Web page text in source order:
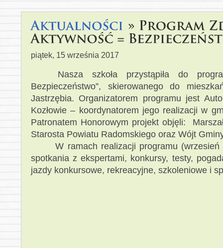
piątek, 15 września 2017
Nasza szkoła przystąpiła do
Bezpieczeństwo”, skierowanego do
Jastrzębia. Organizatorem programu jest
Kozłowie – koordynatorem jego realizacji w
Patronatem Honorowym projekt objęli:
Starosta Powiatu Radomskiego oraz Wójt
W ramach realizacji programu (wrzesień
spotkania z ekspertami, konkursy, testy,
jazdy konkursowe, rekreacyjne, szkoleniowe i